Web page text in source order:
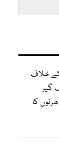
کے خلاف
گیر
دھرنوں کا